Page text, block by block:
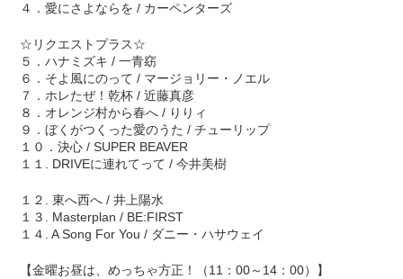
４．愛にさよならを / カーペンターズ
☆リクエストプラス☆
５．ハナミズキ / 一青窈
６．そよ風にのって / マージョリー・ノエル
７．ホレたぜ！乾杯 / 近藤真彦
８．オレンジ村から春へ / りりィ
９．ぼくがつくった愛のうた / チューリップ
１０．決心 / SUPER BEAVER
１１. DRIVEに連れてって / 今井美樹
１２. 東へ西へ / 井上陽水
１３. Masterplan / BE:FIRST
１４. A Song For You / ダニー・ハサウェイ
【金曜お昼は、めっちゃ方正！（11：00～14：00）】